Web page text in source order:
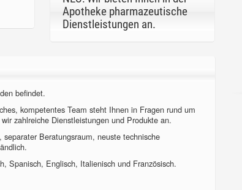
Apotheke pharmazeutische
Dienstleistungen an.
befindet.
kompetentes Team steht Ihnen in Fragen rund um
zahlreiche Dienstleistungen und Produkte an.
Beratungsraum, neuste technische
Spanisch, Englisch, Italienisch und Französisch.